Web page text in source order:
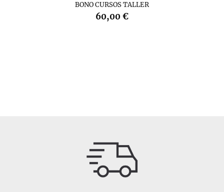
BONO CURSOS TALLER
60,00 €